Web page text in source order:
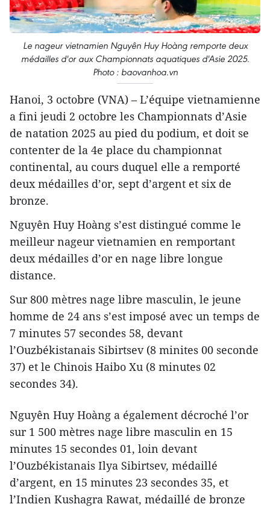
Le nageur vietnamien Nguyên Huy Hoàng remporte deux
médailles d'or aux Championnats aquatiques d'Asie 2025.
Photo : baovanhoa.vn
Hanoi, 3 octobre (VNA) – L’équipe vietnamienne
a fini jeudi 2 octobre les Championnats d’Asie
de natation 2025 au pied du podium, et doit se
contenter de la 4e place du championnat
continental, au cours duquel elle a remporté
deux médailles d’or, sept d’argent et six de
bronze.
Nguyên Huy Hoàng s’est distingué comme le
meilleur nageur vietnamien en remportant
deux médailles d’or en nage libre longue
distance.
Sur 800 mètres nage libre masculin, le jeune
homme de 24 ans s’est imposé avec un temps de
7 minutes 57 secondes 58, devant
l’Ouzbékistanais Sibirtsev (8 minites 00 seconde
37) et le Chinois Haibo Xu (8 minutes 02
secondes 34).
Nguyên Huy Hoàng a également décroché l’or
sur 1 500 mètres nage libre masculin en 15
minutes 15 secondes 01, loin devant
l’Ouzbékistanais Ilya Sibirtsev, médaillé
d’argent, en 15 minutes 23 secondes 35, et
l’Indien Kushagra Rawat, médaillé de bronze